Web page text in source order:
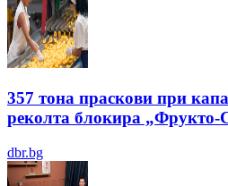
357 тона праскови при
реколта блокира „Фрукто-
dbr.bg